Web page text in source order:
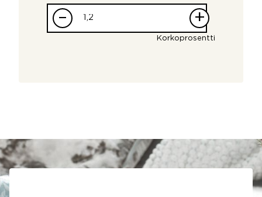
– +
Korkoprosentti